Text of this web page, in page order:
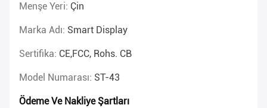
Menşe Yeri: Çin
Marka Adı: Smart Display
Sertifika: CE,FCC, Rohs. CB
Model Numarası: ST-43
Ödeme Ve Nakliye Şartları